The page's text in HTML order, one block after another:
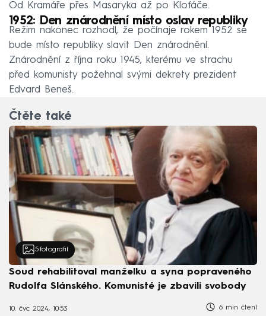
Od Kramáře přes Masaryka až po Klofáče.
1952: Den znárodnění místo oslav republiky
Režim nakonec rozhodl, že počínaje rokem 1952 se
bude místo republiky slavit Den znárodnění.
Znárodnění z října roku 1945, kterému ve strachu
před komunisty požehnal svými dekrety prezident
Edvard Beneš.
Čtěte také
5 fotografií
Soud rehabilitoval manželku a syna popraveného
Rudolfa Slánského. Komunisté je zbavili svobody
10. čvc 2024, 10:53 6 min čtení